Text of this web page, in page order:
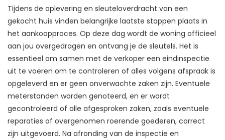
Tijdens de oplevering en sleuteloverdracht van een
gekocht huis vinden belangrijke laatste stappen plaats in
het aankoopproces. Op deze dag wordt de woning officieel
aan jou overgedragen en ontvang je de sleutels. Het is
essentieel om samen met de verkoper een eindinspectie
uit te voeren om te controleren of alles volgens afspraak is
opgeleverd en er geen onverwachte zaken zijn. Eventuele
meterstanden worden genoteerd, en er wordt
gecontroleerd of alle afgesproken zaken, zoals eventuele
reparaties of overgenomen roerende goederen, correct
zijn uitgevoerd. Na afronding van de inspectie en